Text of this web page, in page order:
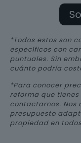
*Todos estos son
específicos con
puntuales. Sin
cuánto podría
*Para conocer
reforma que
contactarnos. Nos
presupuesto
propiedad en